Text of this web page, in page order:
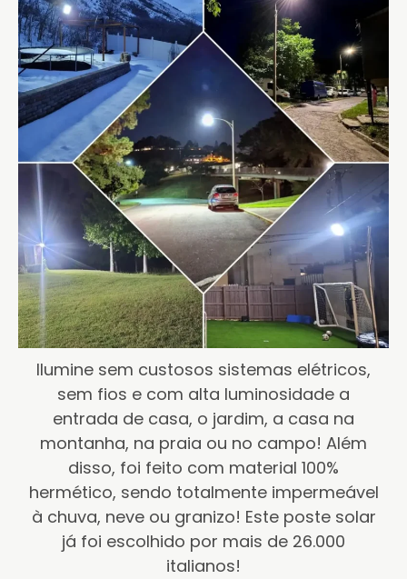
Ilumine sem custosos sistemas elétricos,
sem fios e com alta luminosidade a
entrada de casa, o jardim, a casa na
montanha, na praia ou no campo! Além
disso, foi feito com material 100%
hermético, sendo totalmente impermeável
à chuva, neve ou granizo! Este poste solar
já foi escolhido por mais de 26.000
italianos!